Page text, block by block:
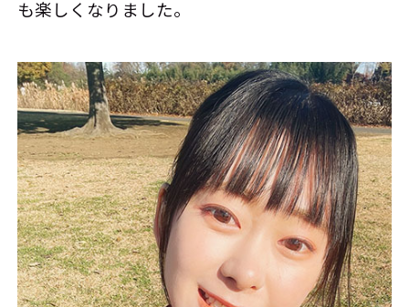
も楽しくなりました。